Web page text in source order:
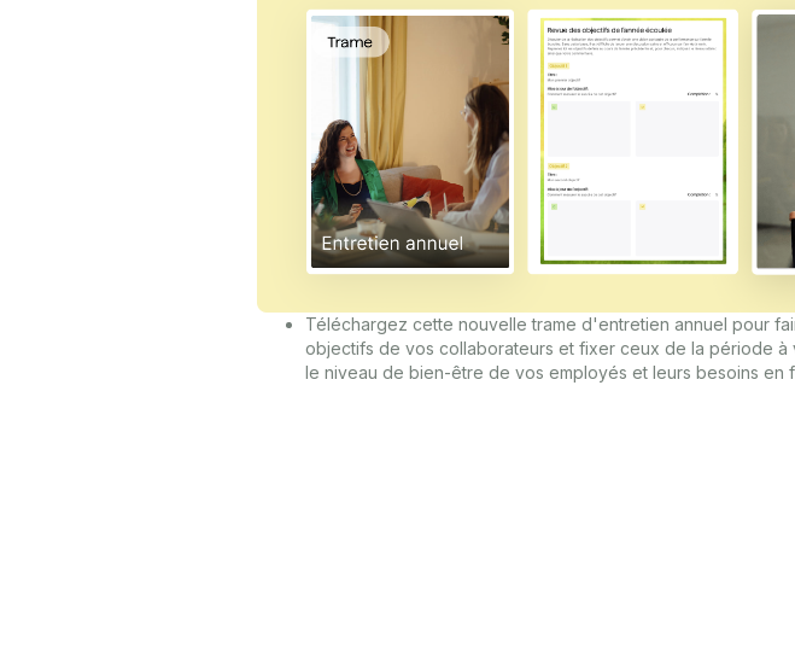
Téléchargez cette nouvelle trame d'entretien annuel pour
objectifs de vos collaborateurs et fixer ceux de la période à
le niveau de bien-être de vos employés et leurs besoins en